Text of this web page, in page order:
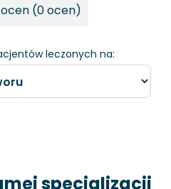
leczonych na:
ocen (0 ocen)
specjalizacji